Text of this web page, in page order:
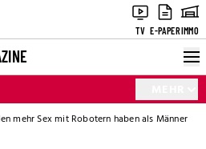
TV E-PAPERIMMO
mehr Sex mit Robotern haben als Männer